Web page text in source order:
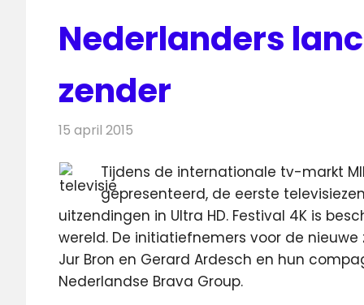
Nederlanders
zender
15 april 2015
Tijdens de internationale tv-markt
gepresenteerd, de eerste
uitzendingen in Ultra HD. Festival 4K is
wereld. De initiatiefnemers voor de
Jur Bron en Gerard Ardesch en hun
Nederlandse Brava Group.